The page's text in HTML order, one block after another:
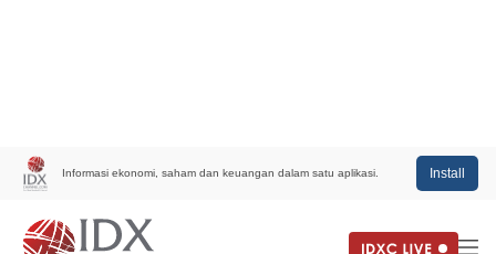
Informasi ekonomi, saham dan keuangan dalam satu aplikasi. Install